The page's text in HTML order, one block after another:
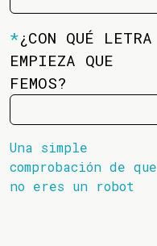
*¿CON QUÉ LETRA
EMPIEZA QUE
FEMOS?
Una simple
comprobación de que
no eres un robot